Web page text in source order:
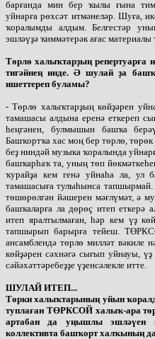
барғанда мин бер ҡылы ғына
уйнарға рөхсәт итмәнеләр. Шуға,
ҡоралымды алдым. Белгестәр
эшләүҙә ҡиммәтерәк ағас
Төрлө халыҡтарҙың репертуарға
тигәйнең инде. Ә шулай ҙа
ишеттереп буламы?
- Төрлө халыҡтарҙың көйҙәрен
тамашасы алдына еренә еткереп
һеңгәнен, булмышын башҡа
Башҡортҡа хас моң бер төрлө,
беҙ ниндәй музыка ҡоралында
башҡарһаҡ та, уның төп
ҡурайҙа кем генә уйнаһа ла, ул
тамашасыға тулыһынса
төшөрөлгән йәшерен мәғлүмәт, ә
башҡаларға ла дөрөҫ итеп еткерә
итеп яралтылмаған, һәр кем үҙ
тапшырып барырға тейеш.
ансамблендә төрлө милләт
көйҙәрен сәхнәгә сығып уйнауы,
сәйәхәттәребеҙҙе үҙенсәлекле итте.
ШУЛАЙ ИТЕП...
Төрки халыҡтарының уйын
туплаған ТӨРКСОЙ халыҡ-ара
артабан да уңышлы эшләүен
коллективта башҡорт халҡының